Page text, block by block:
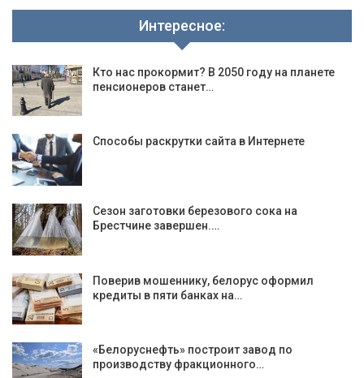
Интересное:
Кто нас прокормит? В 2050 году на планете
пенсионеров станет…
Способы раскрутки сайта в Интернете
Сезон заготовки березового сока на
Брестчине завершен.…
Поверив мошеннику, белорус оформил
кредиты в пяти банках на…
«Белоруснефть» построит завод по
производству фракционного…